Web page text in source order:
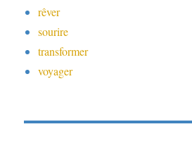
rêver
sourire
transformer
voyager